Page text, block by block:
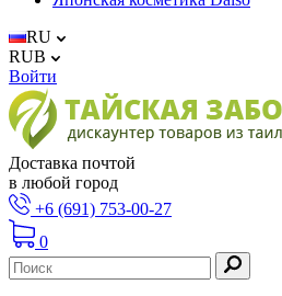
RU
RUB
Войти
Доставка почтой
в любой город
+6 (691) 753-00-27
0